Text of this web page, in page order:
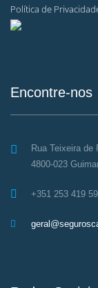
Política de
Encontre-nos
Rua Teixeira de
4800-023
+351 253 419